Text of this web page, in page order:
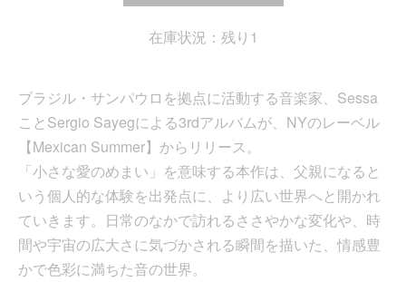
在庫状況：残り1
ブラジル・サンパウロを拠点に活動する音楽家、Sessa
ことSergio Sayegによる3rdアルバムが、NYのレーベル
【Mexican Summer】からリリース。
「小さな愛のめまい」を意味する本作は、父親になると
いう個人的な体験を出発点に、より広い世界へと開かれ
ていきます。日常のなかで訪れるささやかな変化や、時
間や宇宙の広大さに気づかされる瞬間を描いた、情感豊
かで色彩に満ちた音の世界。